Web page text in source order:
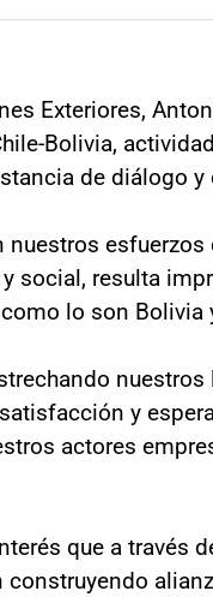
Exteriores,
Bolivia,
de diálogo
nuestros
social, resulta
lo son Bolivia
y
actores
que a través
construyendo